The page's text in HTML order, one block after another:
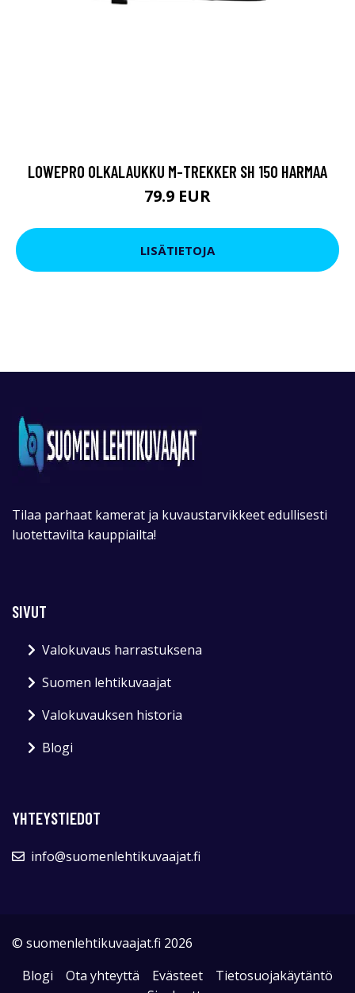
LOWEPRO OLKALAUKKU M-TREKKER SH 150 HARMAA
79.9 EUR
LISÄTIETOJA
Tilaa parhaat kamerat ja kuvaustarvikkeet edullisesti
luotettavilta kauppiailta!
SIVUT
Valokuvaus harrastuksena
Suomen lehtikuvaajat
Valokuvauksen historia
Blogi
YHTEYSTIEDOT
info@suomenlehtikuvaajat.fi
© suomenlehtikuvaajat.fi 2026
Blogi
Ota yhteyttä Evästeet
Tietosuojakäytäntö